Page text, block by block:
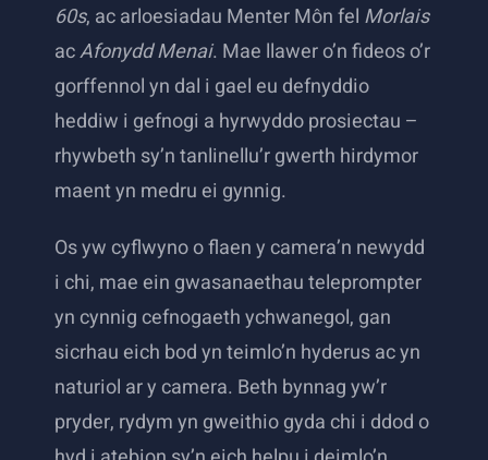
60s, ac arloesiadau Menter Môn fel Morlais
acAfonydd Menai. Mae llawer o’n fideos o’r
gorffennol yn dal i gael eu defnyddio
heddiw i gefnogi a hyrwyddo prosiectau –
rhywbeth sy’n tanlinellu’r gwerth hirdymor
maent yn medru ei gynnig.
Os yw cyflwyno o flaen y camera’n newydd
i chi, mae ein gwasanaethau teleprompter
yn cynnig cefnogaeth ychwanegol, gan
sicrhau eich bod yn teimlo’n hyderus ac yn
naturiol ar y camera. Beth bynnag yw’r
pryder, rydym yn gweithio gyda chi i ddod o